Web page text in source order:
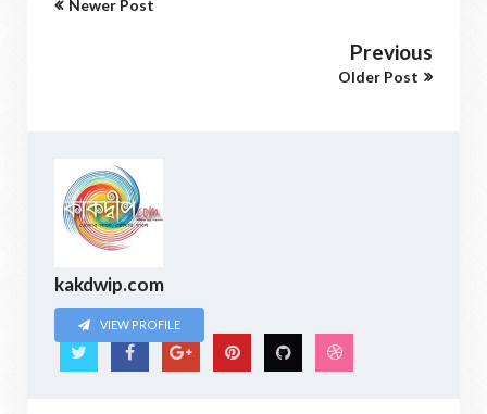
Newer Post
Previous
Older Post
kakdwip.com
VIEW PROFILE